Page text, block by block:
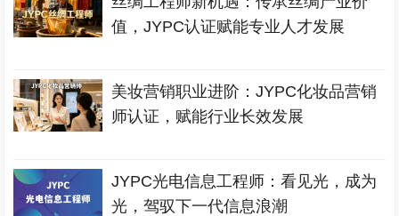
值，JYPC认证赋能专业人才发展
美妆营销职业进阶：JYPC化妆品营销
师认证，赋能行业长效发展
JYPC光电信息工程师：看见光，成为
光，驾驭下一代信息浪潮